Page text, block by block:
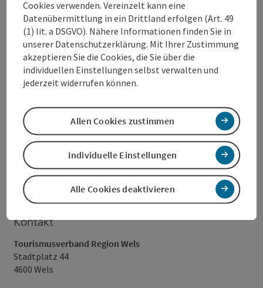
Foto: © Stadt Wels
Dokumente:
PA_Altstadthäuser_05052022.pdf (79 KB)
Kontakt
Tourismusverband Region Wels
Stadtplatz 44
4600 Wels
Cookies verwenden. Vereinzelt kann eine
Datenübermittlung in ein Drittland erfolgen (Art. 49
(1) lit. a DSGVO). Nähere Informationen finden Sie in
unserer Datenschutzerklärung. Mit Ihrer Zustimmung
akzeptieren Sie die Cookies, die Sie über die
individuellen Einstellungen selbst verwalten und
jederzeit widerrufen können.
Alle Cookies deaktivieren
Individuelle Einstellungen
Allen Cookies zustimmen